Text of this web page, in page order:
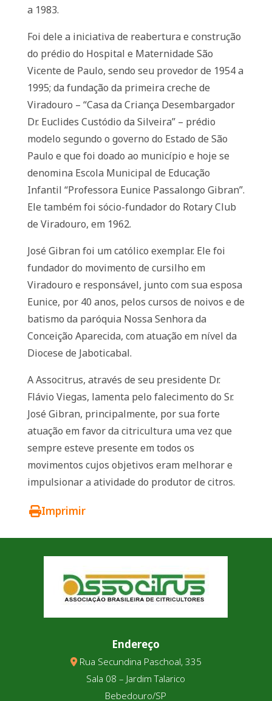
a 1983.
Foi dele a iniciativa de reabertura e construção
do prédio do Hospital e Maternidade São
Vicente de Paulo, sendo seu provedor de 1954 a
1995; da fundação da primeira creche de
Viradouro – “Casa da Criança Desembargador
Dr. Euclides Custódio da Silveira” – prédio
modelo segundo o governo do Estado de São
Paulo e que foi doado ao município e hoje se
denomina Escola Municipal de Educação
Infantil “Professora Eunice Passalongo Gibran”.
Ele também foi sócio-fundador do Rotary Club
de Viradouro, em 1962.
José Gibran foi um católico exemplar. Ele foi
fundador do movimento de cursilho em
Viradouro e responsável, junto com sua esposa
Eunice, por 40 anos, pelos cursos de noivos e de
batismo da paróquia Nossa Senhora da
Conceição Aparecida, com atuação em nível da
Diocese de Jaboticabal.
A Associtrus, através de seu presidente Dr.
Flávio Viegas, lamenta pelo falecimento do Sr.
José Gibran, principalmente, por sua forte
atuação em favor da citricultura uma vez que
sempre esteve presente em todos os
movimentos cujos objetivos eram melhorar e
impulsionar a atividade do produtor de citros.
Imprimir
Endereço
Rua Secundina Paschoal, 335
Sala 08 – Jardim Talarico
Bebedouro/SP